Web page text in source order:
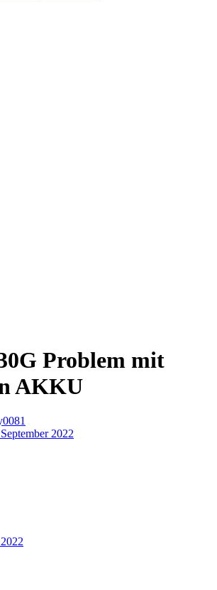
Problem mit
AKKU
2022